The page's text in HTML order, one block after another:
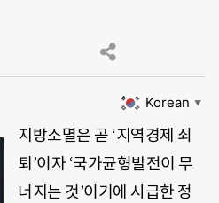
Korean ▼
지방소멸은 곧 ‘지역경제 쇠
퇴’이자 ‘국가균형발전이 무
너지는 것’이기에 시급한 정